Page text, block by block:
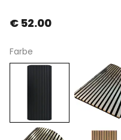
€ 52.00
Farbe